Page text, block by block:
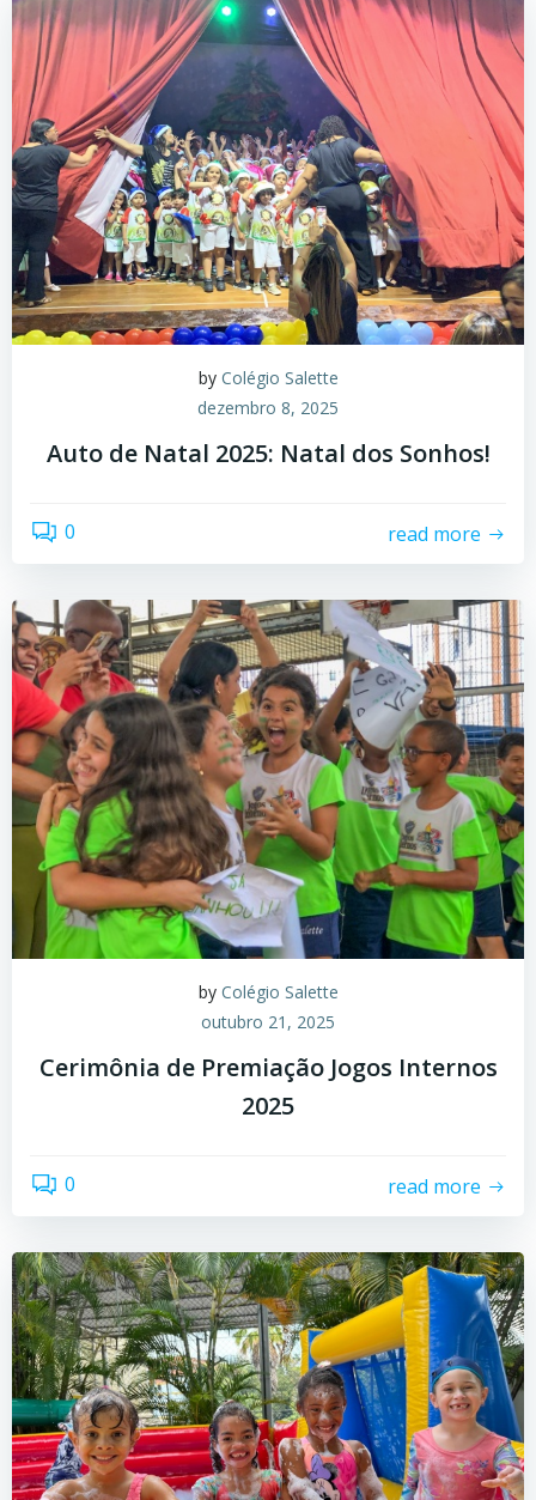
by Colégio Salette
dezembro 8, 2025
Auto de Natal 2025: Natal dos Sonhos!
0 read more
by Colégio Salette
outubro 21, 2025
Cerimônia de Premiação Jogos Internos
2025
0 read more